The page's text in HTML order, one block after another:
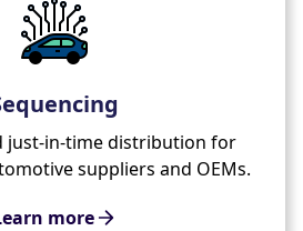
just-in-time distribution for
suppliers and OEMs.
more